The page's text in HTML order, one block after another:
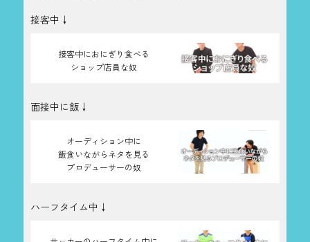
接客中↓
接客中におにぎり食べる
ショップ店員な奴
面接中に飯↓
オーディション中に
飯食いながらネタを見る
プロデューサーの奴
ハーフタイム中↓